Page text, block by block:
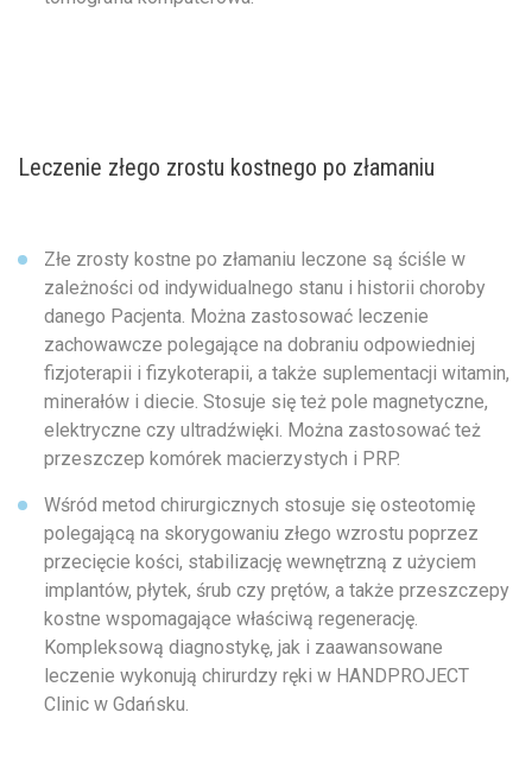
Leczenie złego zrostu kostnego po złamaniu
Złe zrosty kostne po złamaniu leczone są ściśle w
zależności od indywidualnego stanu i historii choroby
danego Pacjenta. Można zastosować leczenie
zachowawcze polegające na dobraniu odpowiedniej
fizjoterapii i fizykoterapii, a także suplementacji witamin,
minerałów i diecie. Stosuje się też pole magnetyczne,
elektryczne czy ultradźwięki. Można zastosować też
przeszczep komórek macierzystych i PRP.
Wśród metod chirurgicznych stosuje się osteotomię
polegającą na skorygowaniu złego wzrostu poprzez
przecięcie kości, stabilizację wewnętrzną z użyciem
implantów, płytek, śrub czy prętów, a także przeszczepy
kostne wspomagające właściwą regenerację.
Kompleksową diagnostykę, jak i zaawansowane
leczenie wykonują chirurdzy ręki w HANDPROJECT
Clinic w Gdańsku.